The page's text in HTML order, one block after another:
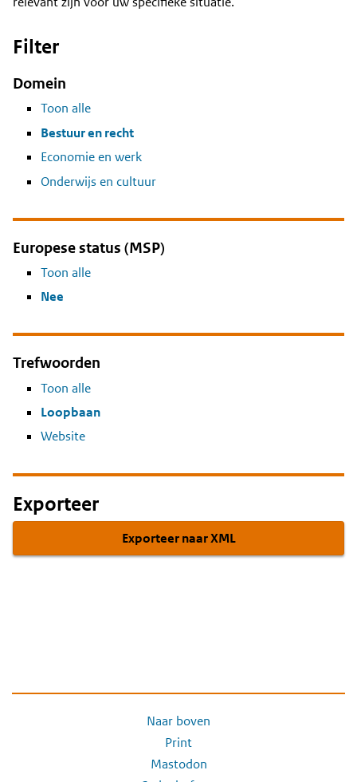
Filter
Domein
Toon alle
Bestuur en recht
Economie en werk
Onderwijs en cultuur
Europese status (MSP)
Toon alle
Nee
Trefwoorden
Toon alle
Loopbaan
Website
Exporteer
Exporteer naar XML
Naar boven
Print
Mastodon